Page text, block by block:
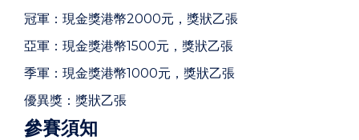
冠軍：現金獎港幣2000元，獎狀乙張
亞軍：現金獎港幣1500元，獎狀乙張
季軍：現金獎港幣1000元，獎狀乙張
優異獎：獎狀乙張
參賽須知